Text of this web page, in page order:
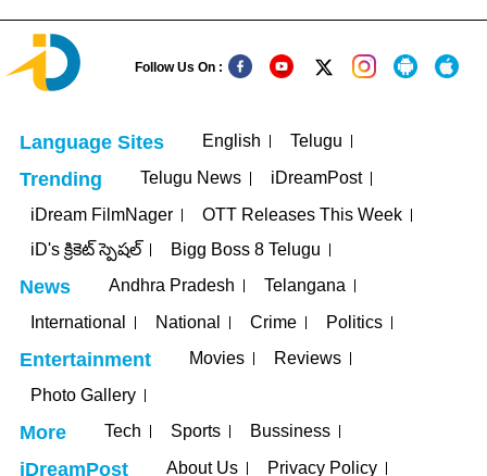
Follow Us On :
Language Sites English Telugu
Trending Telugu News
iDreamPost
iDream FilmNager
OTT Releases This Week
iD's క్రికెట్ స్పెషల్
Bigg Boss 8 Telugu
News Andhra Pradesh
Telangana
International
National Crime Politics
Entertainment Movies
Reviews
Photo Gallery
More Tech Sports Bussiness
iDreamPost About Us Privacy Policy